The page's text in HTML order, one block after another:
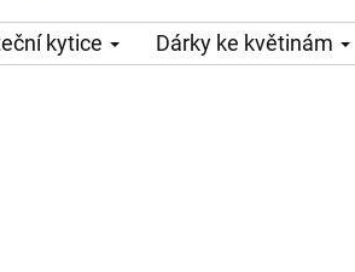
kytice Dárky ke květinám